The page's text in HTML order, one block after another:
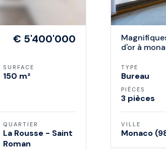
€ 5'400'000
SURFACE
150 m²
QUARTIER
La Rousse - Saint
Roman
magnifiques bureaux carre
d'or à
TYPE
Bureau
PIÈCES
3 pièces
VILLE
Monaco